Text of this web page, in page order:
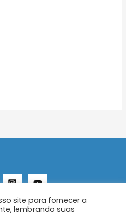
site para fornecer a
lembrando suas